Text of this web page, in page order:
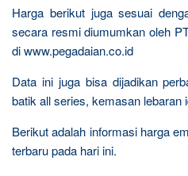
Harga berikut juga sesuai
secara resmi diumumkan oleh
di www.pegadaian.co.id
Data ini juga bisa dijadikan
batik all series, kemasan lebaran
Berikut adalah informasi harga
terbaru pada hari ini.